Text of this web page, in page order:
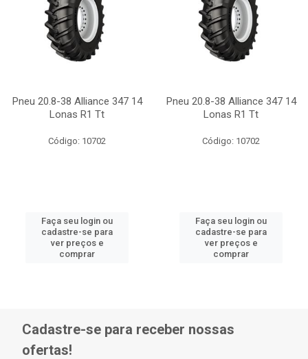
Pneu 20.8-38 Alliance 347 14
Lonas R1 Tt
Código: 10702
Faça seu login ou
cadastre-se para
ver preços e
comprar
Pneu 20.8-38 Alliance 347 14
Lonas R1 Tt
Código: 10702
Faça seu login ou
cadastre-se para
ver preços e
comprar
Cadastre-se para receber nossas
ofertas!